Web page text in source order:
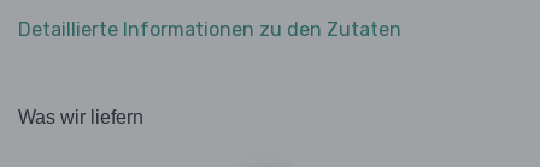
Detaillierte Informationen zu den Zutaten
Was wir liefern